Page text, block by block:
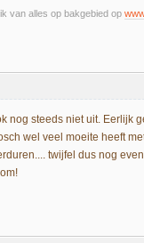
van alles op bakgebied op
nog steeds niet uit. Eerlijk
wel veel moeite heeft
twijfel dus nog